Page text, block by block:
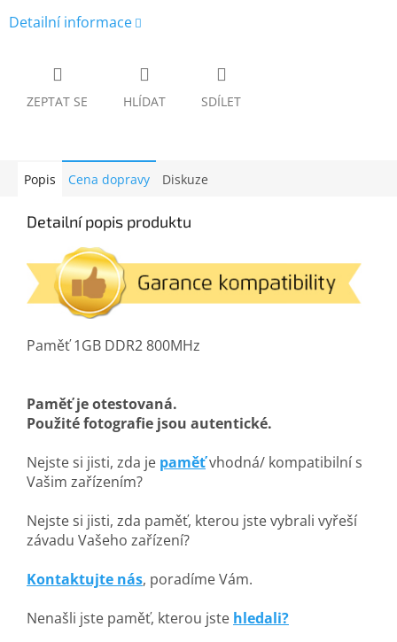
Detailní informace
ZEPTAT SE HLÍDAT SDÍLET
Popis Cena dopravy Diskuze
Detailní popis produktu
Paměť 1GB DDR2 800MHz
Paměť je otestovaná.
Použité fotografie jsou autentické.
Nejste si jisti, zda je paměťvhodná/ kompatibilní s
Vašim zařízením?
Nejste si jisti, zda paměť, kterou jste vybrali vyřeší
závadu Vašeho zařízení?
Kontaktujte nás, poradíme Vám.
Nenašli jste paměť, kterou jste hledali?